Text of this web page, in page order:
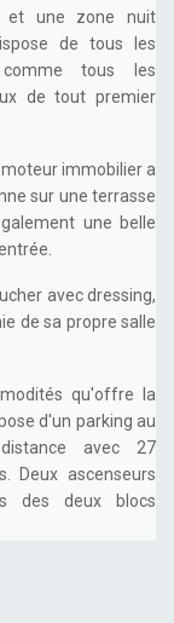
et une zone nuit
de tous les
tous les
de tout premier
immobilier a
sur une terrasse
une belle
avec dressing,
de sa propre salle
qu'offre la
d'un parking au
avec 27
Deux ascenseurs
des deux blocs